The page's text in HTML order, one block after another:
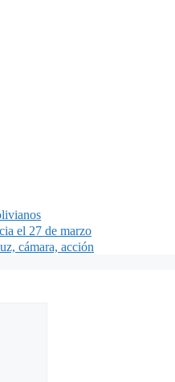
el 27 de marzo
cámara, acción